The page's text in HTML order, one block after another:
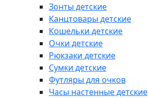
Зонты детские
Канцтовары детские
Кошельки детские
Очки детские
Рюкзаки детские
Сумки детские
Футляры для очков
Часы настенные детские